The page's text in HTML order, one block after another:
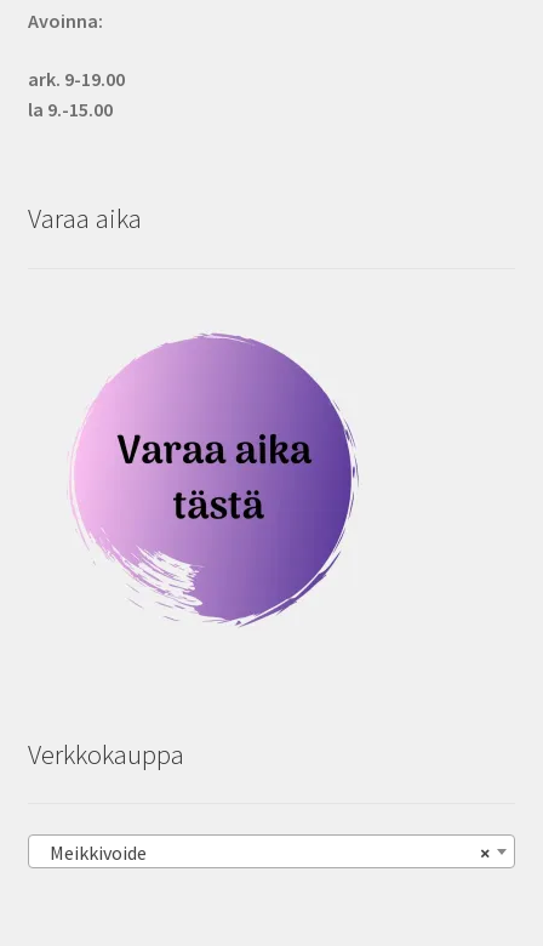
Avoinna:
ark. 9-19.00
la 9.-15.00
Varaa aika
Verkkokauppa
×
Meikkivoide